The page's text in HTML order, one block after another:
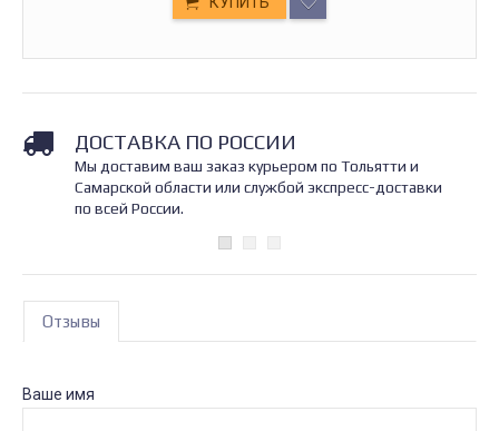
ДОСТАВКА ПО РОССИИ
Мы доставим ваш заказ курьером по Тольятти и
Самарской области или службой экспресс-доставки
по всей России.
Отзывы
Ваше имя